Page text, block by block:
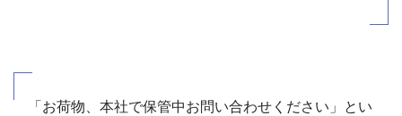
「お荷物、本社で保管中お問い合わせください」とい